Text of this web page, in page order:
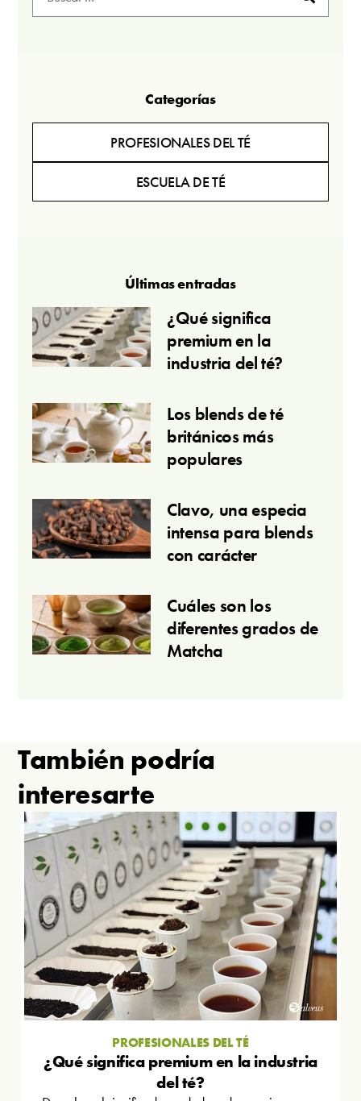
Categorías
PROFESIONALES DEL TÉ
ESCUELA DE TÉ
Últimas entradas
¿Qué significa
premium en la
industria del té?
Los blends de té
británicos más
populares
Clavo, una especia
intensa para blends
con carácter
Cuáles son los
diferentes grados de
Matcha
También podría
interesarte
PROFESIONALES DEL TÉ
¿Qué significa premium en la industria
del té?